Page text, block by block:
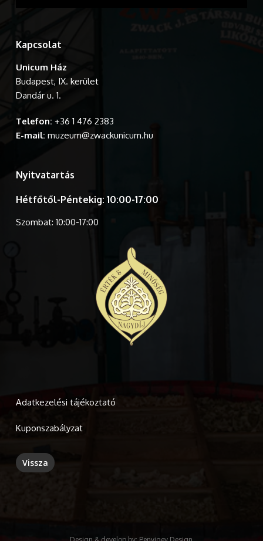
Kapcsolat
Unicum Ház
Budapest, IX. kerület
Dandár u. 1.
Telefon: +36 1 476 2383
E-mail: muzeum@zwackunicum.hu
Nyitvatartás
Hétfőtől-Péntekig: 10:00-17:00
Szombat: 10:00-17:00
Adatkezelési tájékoztató
Kuponszabályzat